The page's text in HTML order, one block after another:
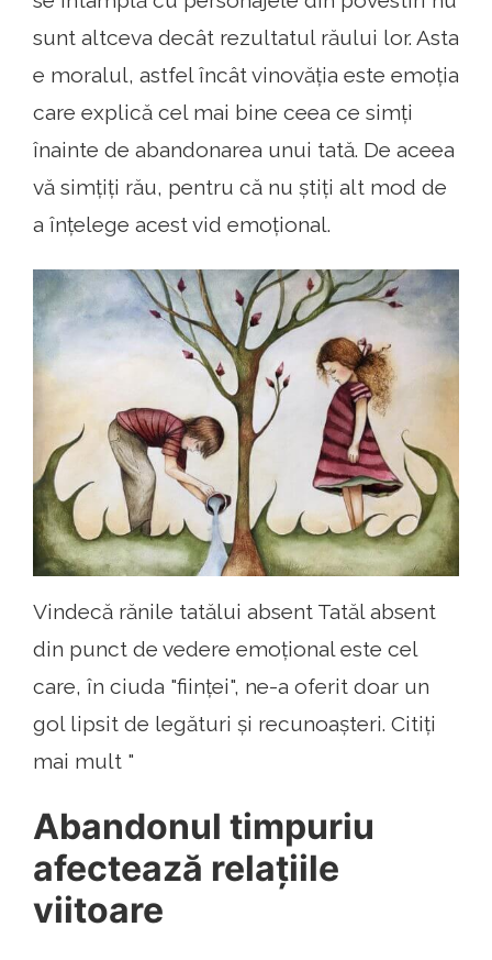
sunt altceva decât rezultatul răului lor. Asta
e moralul, astfel încât vinovăția este emoția
care explică cel mai bine ceea ce simți
înainte de abandonarea unui tată. De aceea
vă simțiți rău, pentru că nu știți alt mod de
a înțelege acest vid emoțional.
Vindecă rănile tatălui absent Tatăl absent
din punct de vedere emoțional este cel
care, în ciuda "ființei", ne-a oferit doar un
gol lipsit de legături și recunoașteri. Citiți
mai mult "
Abandonul timpuriu
afectează relațiile
viitoare